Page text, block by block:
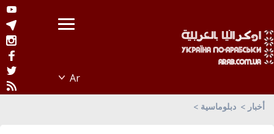
أخبار دبلوماسية